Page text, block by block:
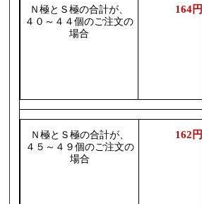
Ｎ極とＳ極の合計が、
４０～４４個のご注文の
場合
164円
Ｎ極とＳ極の合計が、
４５～４９個のご注文の
場合
162円